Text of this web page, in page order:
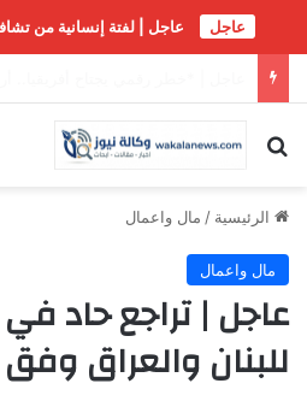
عاجل عاجل | لفتة إنسانية من
بحث عن
الرئيسية / مال واعمال
مال واعمال
عاجل | تراجع حاد
للبنان والعراق